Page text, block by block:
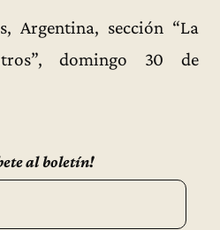
Argentina, sección “La
domingo 30 de
al boletín!